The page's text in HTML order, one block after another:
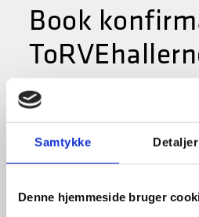
Samtykke Detaljer
Denne hjemmeside bruger
Book
Vi skaber rammerne om din
gæsterne, vi sørger for